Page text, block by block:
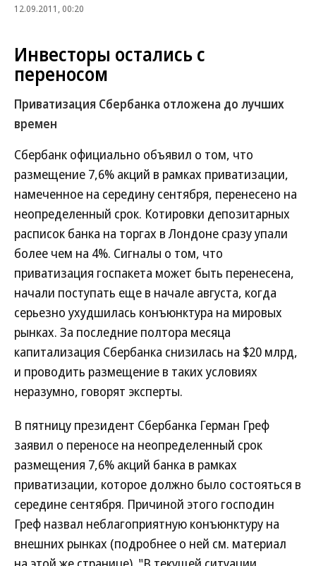
12.09.2011, 00:20
Инвесторы остались с
переносом
Приватизация Сбербанка отложена до лучших
времен
Сбербанк официально объявил о том, что
размещение 7,6% акций в рамках приватизации,
намеченное на середину сентября, перенесено на
неопределенный срок. Котировки депозитарных
расписок банка на торгах в Лондоне сразу упали
более чем на 4%. Сигналы о том, что
приватизация госпакета может быть перенесена,
начали поступать еще в начале августа, когда
серьезно ухудшилась конъюнктура на мировых
рынках. За последние полтора месяца
капитализация Сбербанка снизилась на $20 млрд,
и проводить размещение в таких условиях
неразумно, говорят эксперты.
В пятницу президент Сбербанка Герман Греф
заявил о переносе на неопределенный срок
размещения 7,6% акций банка в рамках
приватизации, которое должно было состояться в
середине сентября. Причиной этого господин
Греф назвал неблагоприятную конъюнктуру на
внешних рынках (подробнее о ней см. материал